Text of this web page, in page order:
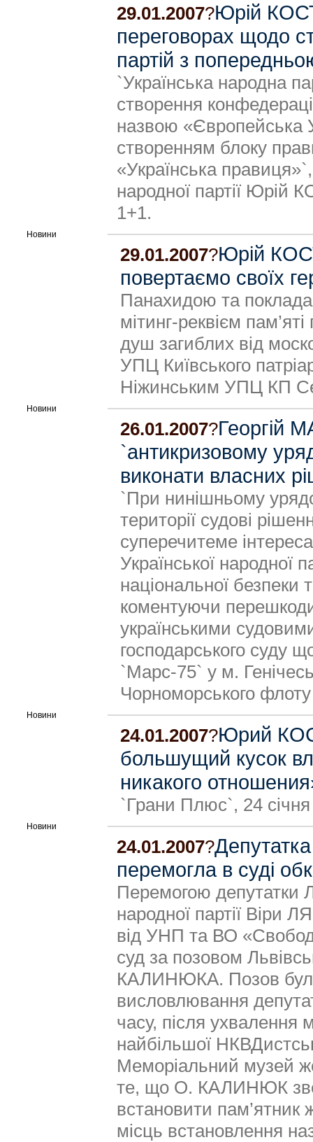
29.01.2007?Юрій
переговорах щодо
партій з
`Українська народна
створення
назвою «Європейська
створенням блоку
«Українська
народної партії Юрій
1+1.
Новини
29.01.2007?Юрій
повертаємо своїх
Панахидою та
мітинг-реквієм
душ загиблих від
УПЦ Київського
Ніжинським УПЦ КП
Новини
26.01.2007?Георгій
`антикризовому
виконати власних
`При нинішньому
території судові
суперечитеме
Української народної
національної
коментуючи
українськими
господарського суду
`Марс-75` у м.
Чорноморського
Новини
24.01.2007?Юрий
большущий кусок
никакого
`Грани Плюс`, 24
Новини
24.01.2007?
перемогла в суді
Перемогою депутатки
народної партії Віри
від УНП та ВО
суд за позовом
КАЛИНЮКА. Позов було
висловлювання
часу, після ухвалення
найбільшої
Меморіальний музей
те, що О. КАЛИНЮК
встановити
місць встановлення